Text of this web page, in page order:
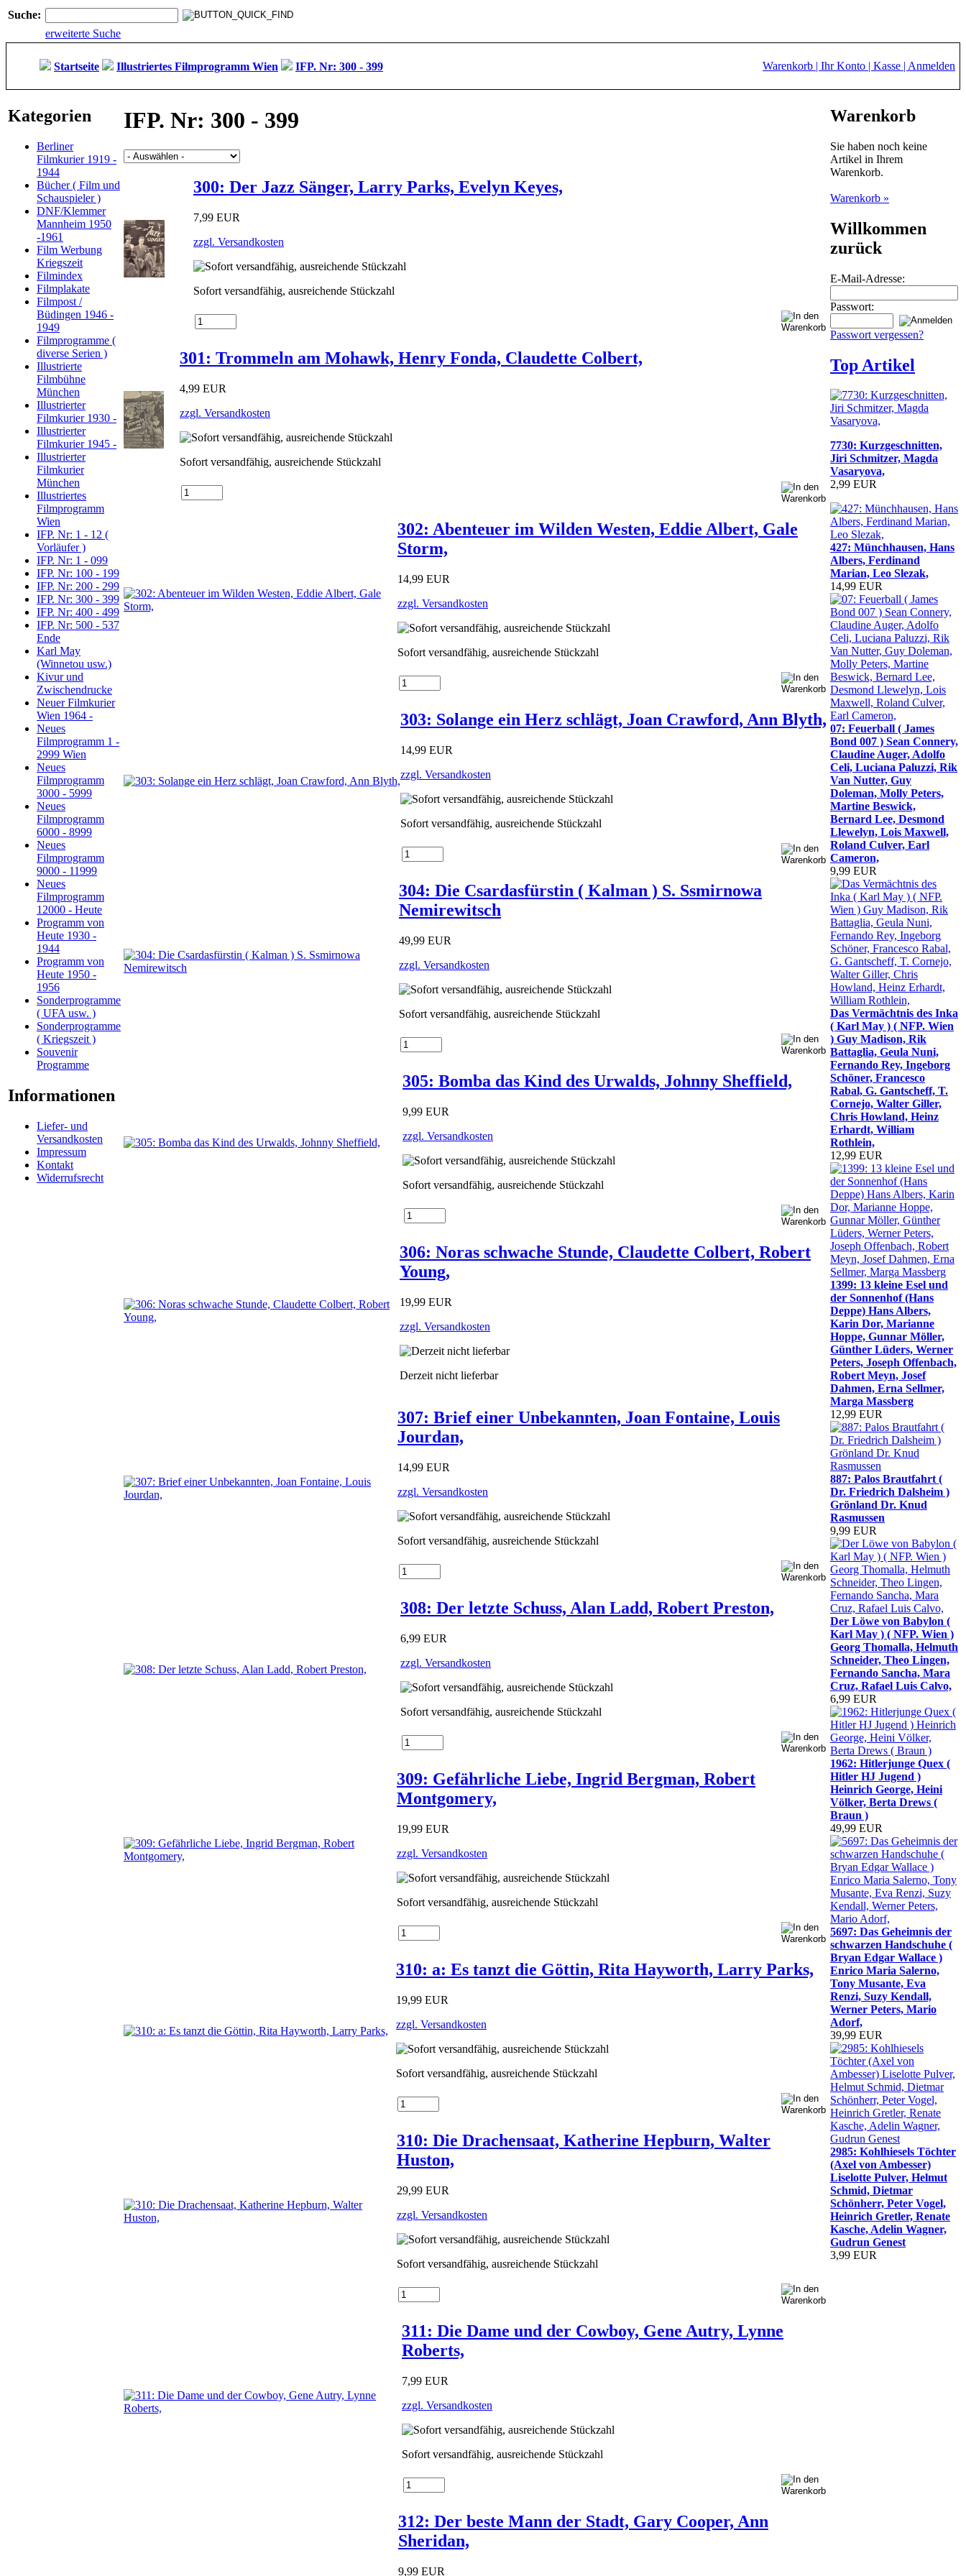
Suche:
erweiterte Suche
Startseite Illustriertes Filmprogramm Wien IFP. Nr: 300 - 399 Warenkorb | Ihr Konto | Kasse | Anmelden
Kategorien
Berliner
Filmkurier 1919 -
1944
Bücher ( Film und
Schauspieler )
DNF/Klemmer
Mannheim 1950
-1961
Film Werbung
Kriegszeit
Filmindex
Filmplakate
Filmpost /
Büdingen 1946 -
1949
Filmprogramme (
diverse Serien )
Illustrierte
Filmbühne
München
Illustrierter
Filmkurier 1930 -
Illustrierter
Filmkurier 1945 -
Illustrierter
Filmkurier
München
Illustriertes
Filmprogramm
Wien
IFP. Nr: 1 - 12 (
Vorläufer )
IFP. Nr: 1 - 099
IFP. Nr: 100 - 199
IFP. Nr: 200 - 299
IFP. Nr: 300 - 399
IFP. Nr: 400 - 499
IFP. Nr: 500 - 537
Ende
Karl May
(Winnetou usw.)
Kivur und
Zwischendrucke
Neuer Filmkurier
Wien 1964 -
Neues
Filmprogramm 1 -
2999 Wien
Neues
Filmprogramm
3000 - 5999
Neues
Filmprogramm
6000 - 8999
Neues
Filmprogramm
9000 - 11999
Neues
Filmprogramm
12000 - Heute
Programm von
Heute 1930 -
1944
Programm von
Heute 1950 -
1956
Sonderprogramme
( UFA usw. )
Sonderprogramme
( Kriegszeit )
Souvenir
Programme
Informationen
Liefer- und
Versandkosten
Impressum
Kontakt
Widerrufsrecht
IFP. Nr: 300 - 399
300: Der Jazz Sänger, Larry Parks, Evelyn Keyes,
7,99 EUR
zzgl. Versandkosten
Sofort versandfähig, ausreichende Stückzahl
301: Trommeln am Mohawk, Henry Fonda, Claudette Colbert,
4,99 EUR
zzgl. Versandkosten
Sofort versandfähig, ausreichende Stückzahl
302: Abenteuer im Wilden Westen, Eddie Albert, Gale
Storm,
14,99 EUR
zzgl. Versandkosten
Sofort versandfähig, ausreichende Stückzahl
303: Solange ein Herz schlägt, Joan Crawford, Ann Blyth,
14,99 EUR
zzgl. Versandkosten
Sofort versandfähig, ausreichende Stückzahl
304: Die Csardasfürstin ( Kalman ) S. Ssmirnowa
Nemirewitsch
49,99 EUR
zzgl. Versandkosten
Sofort versandfähig, ausreichende Stückzahl
305: Bomba das Kind des Urwalds, Johnny Sheffield,
9,99 EUR
zzgl. Versandkosten
Sofort versandfähig, ausreichende Stückzahl
306: Noras schwache Stunde, Claudette Colbert, Robert
Young,
19,99 EUR
zzgl. Versandkosten
Derzeit nicht lieferbar
307: Brief einer Unbekannten, Joan Fontaine, Louis
Jourdan,
14,99 EUR
zzgl. Versandkosten
Sofort versandfähig, ausreichende Stückzahl
308: Der letzte Schuss, Alan Ladd, Robert Preston,
6,99 EUR
zzgl. Versandkosten
Sofort versandfähig, ausreichende Stückzahl
309: Gefährliche Liebe, Ingrid Bergman, Robert
Montgomery,
19,99 EUR
zzgl. Versandkosten
Sofort versandfähig, ausreichende Stückzahl
310: a: Es tanzt die Göttin, Rita Hayworth, Larry Parks,
19,99 EUR
zzgl. Versandkosten
Sofort versandfähig, ausreichende Stückzahl
310: Die Drachensaat, Katherine Hepburn, Walter
Huston,
29,99 EUR
zzgl. Versandkosten
Sofort versandfähig, ausreichende Stückzahl
311: Die Dame und der Cowboy, Gene Autry, Lynne
Roberts,
7,99 EUR
zzgl. Versandkosten
Sofort versandfähig, ausreichende Stückzahl
312: Der beste Mann der Stadt, Gary Cooper, Ann
Sheridan,
9,99 EUR
Warenkorb
Sie haben noch keine
Artikel in Ihrem
Warenkorb.
Warenkorb »
Willkommen
zurück
E-Mail-Adresse:
Passwort:
Passwort vergessen?
Top Artikel
7730: Kurzgeschnitten,
Jiri Schmitzer, Magda
Vasaryova,
2,99 EUR
427: Münchhausen, Hans
Albers, Ferdinand
Marian, Leo Slezak,
14,99 EUR
07: Feuerball ( James
Bond 007 ) Sean Connery,
Claudine Auger, Adolfo
Celi, Luciana Paluzzi, Rik
Van Nutter, Guy
Doleman, Molly Peters,
Martine Beswick,
Bernard Lee, Desmond
Llewelyn, Lois Maxwell,
Roland Culver, Earl
Cameron,
9,99 EUR
Das Vermächtnis des Inka
( Karl May ) ( NFP. Wien
) Guy Madison, Rik
Battaglia, Geula Nuni,
Fernando Rey, Ingeborg
Schöner, Francesco
Rabal, G. Gantscheff, T.
Cornejo, Walter Giller,
Chris Howland, Heinz
Erhardt, William
Rothlein,
12,99 EUR
1399: 13 kleine Esel und
der Sonnenhof (Hans
Deppe) Hans Albers,
Karin Dor, Marianne
Hoppe, Gunnar Möller,
Günther Lüders, Werner
Peters, Joseph Offenbach,
Robert Meyn, Josef
Dahmen, Erna Sellmer,
Marga Massberg
12,99 EUR
887: Palos Brautfahrt (
Dr. Friedrich Dalsheim )
Grönland Dr. Knud
Rasmussen
9,99 EUR
Der Löwe von Babylon (
Karl May ) ( NFP. Wien )
Georg Thomalla, Helmuth
Schneider, Theo Lingen,
Fernando Sancha, Mara
Cruz, Rafael Luis Calvo,
6,99 EUR
1962: Hitlerjunge Quex (
Hitler HJ Jugend )
Heinrich George, Heini
Völker, Berta Drews (
Braun )
49,99 EUR
5697: Das Geheimnis der
schwarzen Handschuhe (
Bryan Edgar Wallace )
Enrico Maria Salerno,
Tony Musante, Eva
Renzi, Suzy Kendall,
Werner Peters, Mario
Adorf,
39,99 EUR
2985: Kohlhiesels Töchter
(Axel von Ambesser)
Liselotte Pulver, Helmut
Schmid, Dietmar
Schönherr, Peter Vogel,
Heinrich Gretler, Renate
Kasche, Adelin Wagner,
Gudrun Genest
3,99 EUR